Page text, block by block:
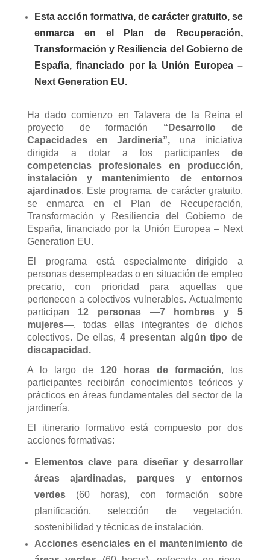
Esta acción formativa, de carácter gratuito, se
enmarca en el Plan de Recuperación,
Transformación y Resiliencia del Gobierno de
España, financiado por la Unión Europea –
Next Generation EU.
Ha dado comienzo en Talavera de la Reina el
proyecto de formación “Desarrollo de
Capacidades en Jardinería”, una iniciativa
dirigida a dotar a los participantesde
competencias profesionales en producción,
instalación y mantenimiento de entornos
ajardinados. Este programa, de carácter gratuito,
se enmarca en el Plan de Recuperación,
Transformación y Resiliencia del Gobierno de
España, financiado por la Unión Europea – Next
Generation EU.
El programa está especialmente dirigido a
personas desempleadas o en situación de empleo
precario, con prioridad para aquellas que
pertenecen a colectivos vulnerables. Actualmente
participan 12 personas —7 hombres y 5
mujeres—, todas ellas integrantes de dichos
colectivos. De ellas,4 presentan algún tipo de
discapacidad.
A lo largo de 120 horas de formación, los
participantes recibirán conocimientos teóricos y
prácticos en áreas fundamentales del sector de la
jardinería.
El itinerario formativo está compuesto por dos
acciones formativas:
Elementos clave para diseñar y desarrollar
áreas ajardinadas, parques y entornos
verdes(60 horas), con formación sobre
planificación, selección de vegetación,
sostenibilidad y técnicas de instalación.
Acciones esenciales en el mantenimiento de